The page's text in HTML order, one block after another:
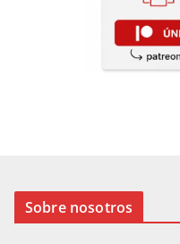
Sobre nosotros